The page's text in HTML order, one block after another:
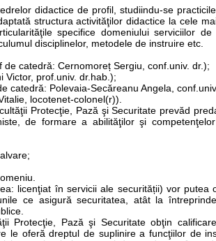
didactice de profil, studiindu-se
structura activităţilor didactice la cele
specifice domeniului serviciilor de
disciplinelor, metodele de instruire etc.
catedră: Cernomoreț Sergiu, conf.univ. dr.);
Victor, prof.univ. dr.hab.);
catedră: Polevaia-Secăreanu Angela,
locotenet-colonel(r)).
Protecţie, Pază şi Securitate prevăd
de formare a abilităţilor şi
licenţiat în servicii ale securității) vor putea
ce asigură securitatea, atât la
Protecţie, Pază şi Securitate obţin
le oferă dreptul de suplinire a funcţiilor de